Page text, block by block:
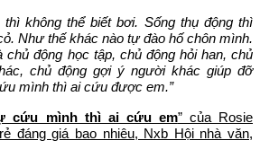
không thể biết bơi. Sống thụ động thì
Như thế khác nào tự đào hố chôn mình.
chủ động học tập, chủ động hỏi han, chủ
chủ động gợi ý người khác giúp đỡ
mình thì ai cứu được em.”
cứu mình thì ai cứu em” của Rosie
đáng giá bao nhiêu, Nxb Hội nhà văn,